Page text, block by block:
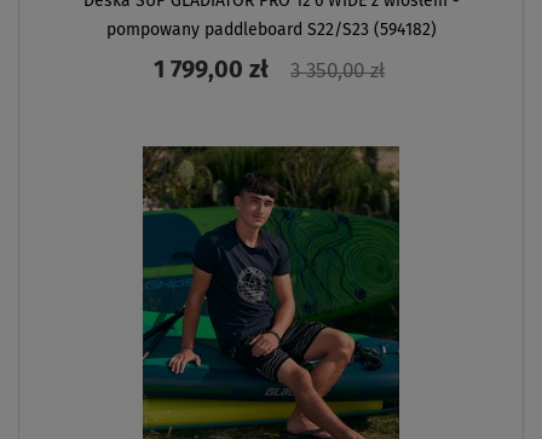
pompowany paddleboard S22/S23 (594182)
1 799,00 zł 3 350,00 zł
ZOBACZ